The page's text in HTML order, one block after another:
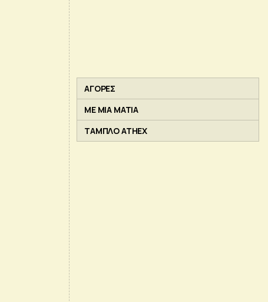
ΑΓΟΡΕΣ
ΜΕ ΜΙΑ ΜΑΤΙΑ
ΤΑΜΠΛΟ ATHEX